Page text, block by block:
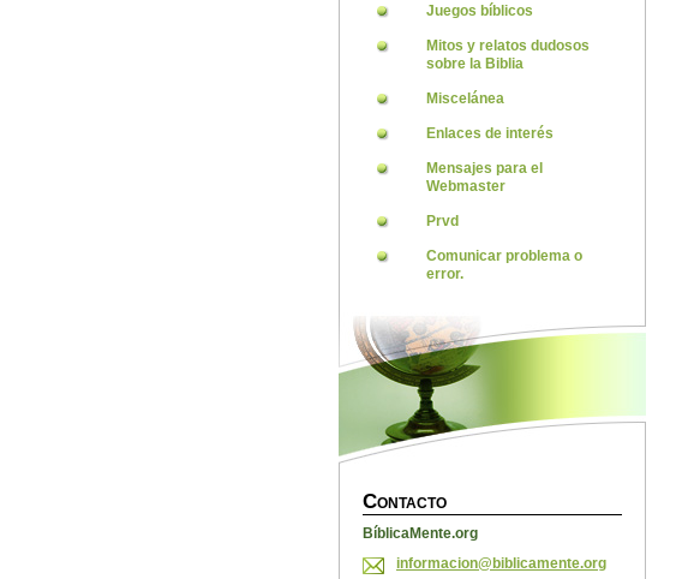
Juegos bíblicos
Mitos y relatos dudosos
sobre la Biblia
Miscelánea
Enlaces de interés
Mensajes para el
Webmaster
Prvd
Comunicar problema o
error.
CONTACTO
BíblicaMente.org
informacion@bibl icamente.org